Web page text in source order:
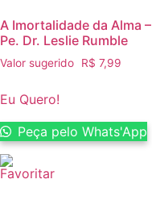
A Imortalidade da Alma –
Pe. Dr. Leslie Rumble
Valor sugerido R$ 7,99
Eu Quero!
Peça pelo Whats'App